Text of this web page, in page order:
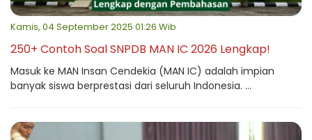
Kamis, 04 September 2025 01:26 Wib
250+ Contoh Soal SNPDB MAN IC 2026 Lengkap!
Masuk ke MAN Insan Cendekia (MAN IC) adalah impian
banyak siswa berprestasi dari seluruh Indonesia. ...